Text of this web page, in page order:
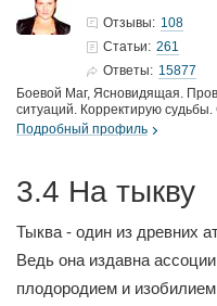
Отзывы: 108
Статьи: 261
Ответы: 15877
Боевой Маг, Ясновидящая.
ситуаций. Корректирую судьбы.
Подробный профиль
3.4 На тыкву
Тыква - один из древних
Ведь она издавна
плодородием и